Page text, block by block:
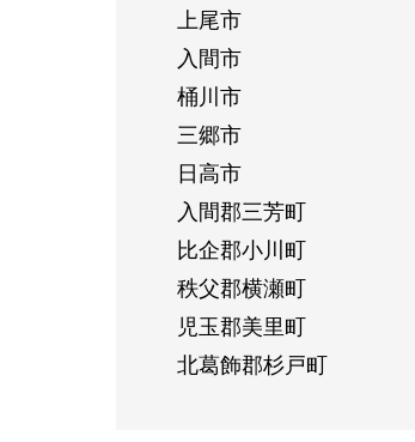
上尾市
入間市
桶川市
三郷市
日高市
入間郡三芳町
比企郡小川町
秩父郡横瀬町
児玉郡美里町
北葛飾郡杉戸町